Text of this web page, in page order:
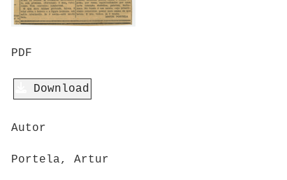
PDF
Download
Autor
Portela, Artur